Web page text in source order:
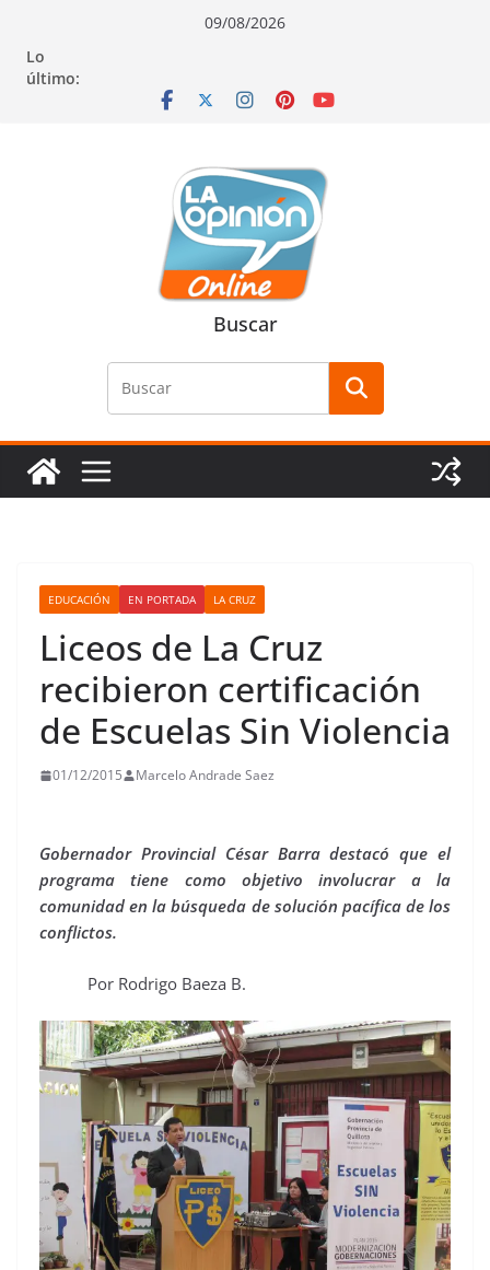
contenido
navegación
contenido
09/08/2026
Lo
último:
Buscar
EDUCACIÓN EN PORTADA LA CRUZ
Liceos de La Cruz
recibieron certificación
de Escuelas Sin Violencia
01/12/2015 Marcelo Andrade Saez
Gobernador Provincial César Barra destacó que el
programa tiene como objetivo involucrar a la
comunidad en la búsqueda de solución pacífica de los
conflictos.
Por Rodrigo Baeza B.